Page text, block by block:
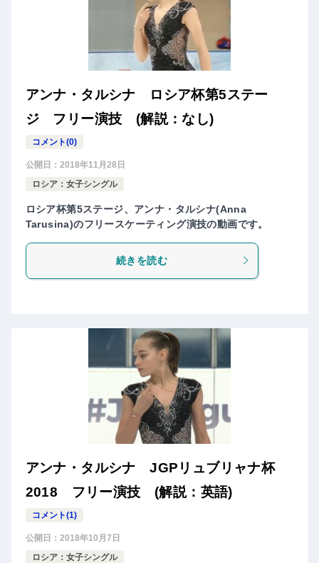
アンナ・タルシナ ロシア杯第5ステー
ジ フリー演技 (解説：なし)
コメント(0)
公開日： 2018年11月28日
ロシア：女子シングル
ロシア杯第5ステージ、アンナ・タルシナ(Anna
Tarusina)のフリースケーティング演技の動画です。
続きを読む
アンナ・タルシナ JGPリュブリャナ杯
2018 フリー演技 (解説：英語)
コメント(1)
公開日： 2018年10月7日
ロシア：女子シングル